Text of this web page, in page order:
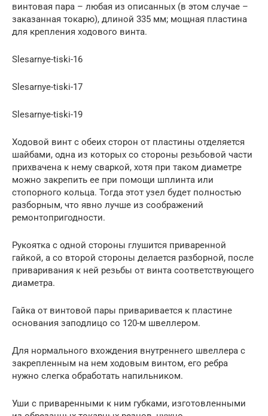
винтовая пара – любая из описанных (в этом случае –
заказанная токарю), длиной 335 мм; мощная пластина
для крепления ходового винта.
Slesarnye-tiski-16
Slesarnye-tiski-17
Slesarnye-tiski-19
Ходовой винт с обеих сторон от пластины отделяется
шайбами, одна из которых со стороны резьбовой части
прихвачена к нему сваркой, хотя при таком диаметре
можно закрепить ее при помощи шплинта или
стопорного кольца. Тогда этот узел будет полностью
разборным, что явно лучше из соображений
ремонтопригодности.
Рукоятка с одной стороны глушится приваренной
гайкой, а со второй стороны делается разборной, после
приваривания к ней резьбы от винта соответствующего
диаметра.
Гайка от винтовой пары приваривается к пластине
основания заподлицо со 120-м швеллером.
Для нормального вхождения внутреннего швеллера с
закрепленным на нем ходовым винтом, его ребра
нужно слегка обработать напильником.
Уши с приваренными к ним губками, изготовленными